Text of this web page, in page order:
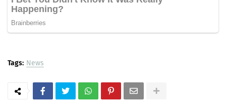
Tags: News